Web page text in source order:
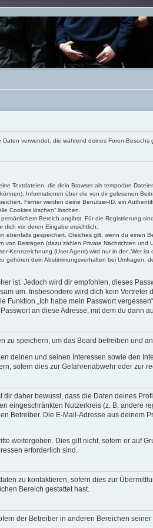
Daten verwendet, die während deines Foren-Besuchs
Textdateien, die dein Browser als temporäre
Informationen über die von dir gelesenen
Ferner werden deine Benutzer-ID, ein
Cookies löschen“ löschen.
Bereich angibst. Für die Registrierung
dich vor deren Eingabe ersichtlich.
gespeichert. Gleiches gilt, wenn du einen
Beiträgen (dazu zählen Private Nachrichten
Kennzeichnung (User Agent) wird nur in der „Wer
dein Abstimmungsverhalten bei
ist. Jedoch wird dir empfohlen, dieses
um. Insbesondere wird dich kein
„Ich habe mein Passwort
an diese Adresse, mit dem du dann
zu speichern, um das Board betreiben und
deinen und seinen Interessen sowie den
sofern dies zur Gefahrenabwehr oder zur
daher bewusst, dass die Daten deines
Nutzerkreis (z. B. andere
Betreiber. Die E-Mail-Adresse aus deinem
weitergeben. Dies gilt nicht, sofern er auf
erforderlich sind.
zu kontaktieren, sofern dies zur
Bereich gestattet hast.
der Betreiber in anderen Bereichen